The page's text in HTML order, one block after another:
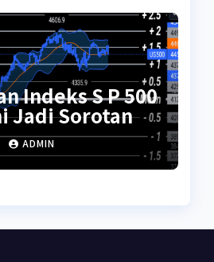
Indeks S P 500
Jadi Sorotan
ADMIN